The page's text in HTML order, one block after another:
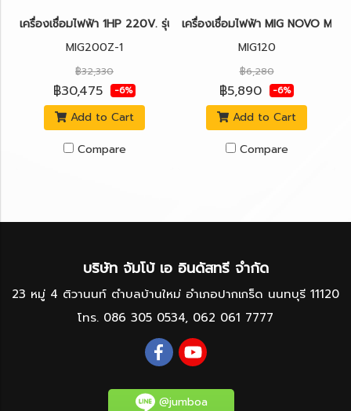
เครื่องเชื่อมไฟฟ้า 1HP 220V. รุ่น MIG200Z-1 JASIC (ลวดเชื่อม 0.8
MIG200Z-1
฿32,330
฿30,475 -6%
Add to Cart
Compare
เครื่องเชื่อมไฟฟ้า MIG NOVO
MIG120
฿6,280
฿5,890 -6%
Add to Cart
Compare
บริษัท จัมโบ้ เอ อินดัสทรี จำกัด
23 หมู่ 4 ติวานนท์ ตำบลบ้านใหม่ อำเภอปากเกร็ด นนทบุรี 11120
โทร. 086 305 0534, 062 061 7777
@jumboa